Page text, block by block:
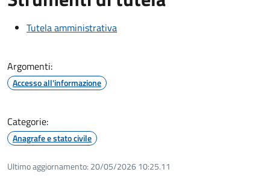
Tutela amministrativa
Argomenti:
Accesso all'informazione
Categorie:
Anagrafe e stato civile
Ultimo aggiornamento: 20/05/2026 10:25.11